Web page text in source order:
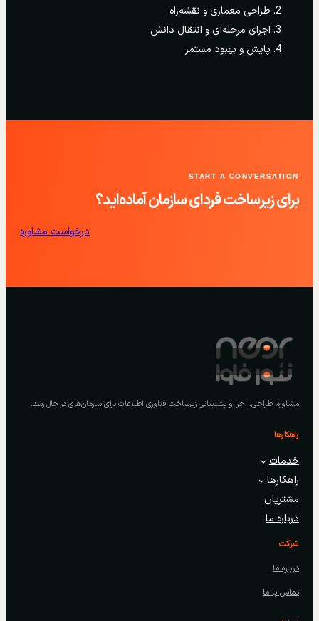
طراحی معماری و نقشه‌راه
اجرای مرحله‌ای و انتقال دانش
پایش و بهبود مستمر
START A CONVERSATION
برای زیرساخت فردای سازمان آماده‌اید؟
درخواست مشاوره
مشاوره، طراحی، اجرا و پشتیبانی زیرساخت فناوری اطلاعات برای سازمان‌های در حال رشد.
راهکارها
خدمات
راهکارها
مشتریان
درباره ما
شرکت
درباره ما
تماس با ما